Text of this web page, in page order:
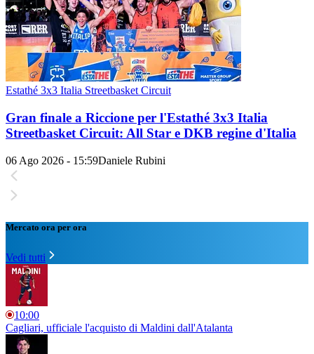
Estathé 3x3 Italia Streetbasket Circuit
Gran finale a Riccione per l'Estathé 3x3 Italia
Streetbasket Circuit: All Star e DKB regine d'Italia
06 Ago 2026 - 15:59Daniele Rubini
Mercato ora per ora
Vedi tutti
10:00
Cagliari, ufficiale l'acquisto di Maldini dall'Atalanta